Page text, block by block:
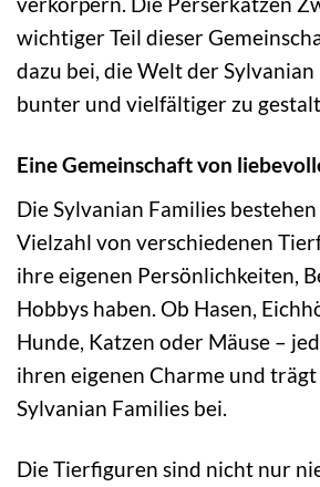
wichtiger Teil dieser
dazu bei, die Welt der Sylvanian
bunter und vielfältiger zu
Eine Gemeinschaft von
Die Sylvanian Families
Vielzahl von verschiedenen
ihre eigenen Persönlichkeiten,
Hobbys haben. Ob Hasen,
Hunde, Katzen oder Mäuse –
ihren eigenen Charme und
Sylvanian Families bei.
Die Tierfiguren sind nicht nur